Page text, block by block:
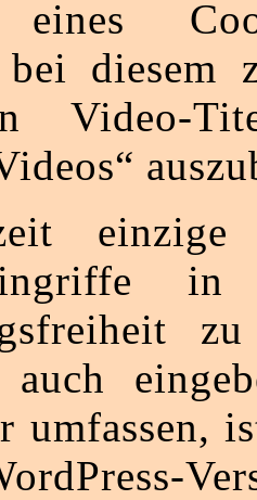
eines
bei diesem
Video-
einzige
in
umfassen,